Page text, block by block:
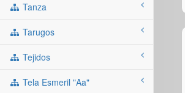
Tanza
Tarugos
Tejidos
Tela Esmeril "aa"